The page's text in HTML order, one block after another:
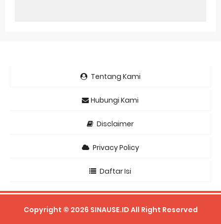
Tentang Kami
Hubungi Kami
Disclaimer
Privacy Policy
Daftar Isi
Copyright © 2026 SINAUSE.ID All Right Reserved